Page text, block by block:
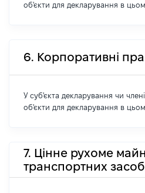
об'єкти для декларування в
6. Корпоративні
У суб'єкта декларування чи
об'єкти для декларування в
7. Цінне рухоме
транспортних